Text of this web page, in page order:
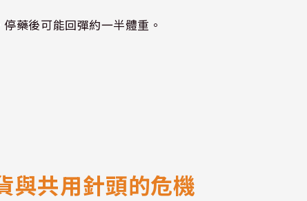
藥後可能回彈約一半體重。
與共用針頭的危機